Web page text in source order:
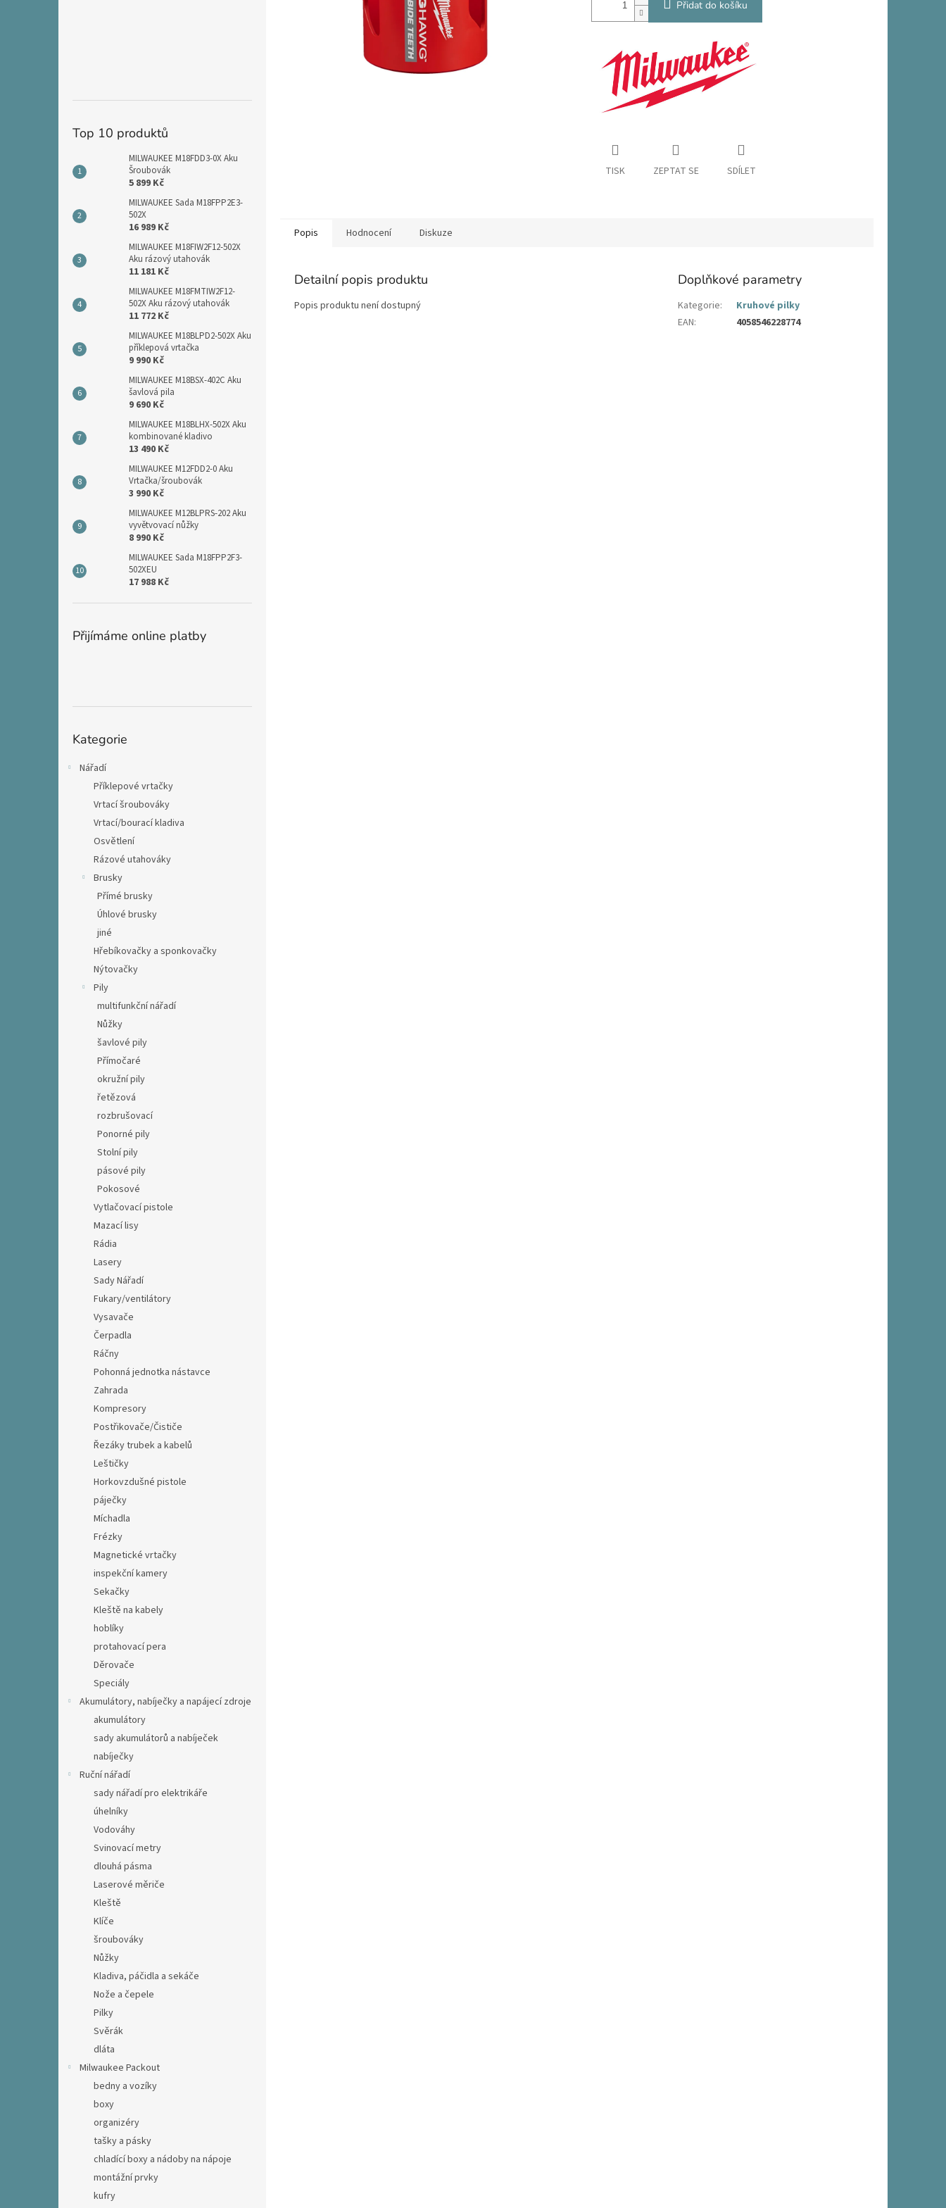
Top 10 produktů
MILWAUKEE M18FDD3-0X Aku
Šroubovák
5 899 Kč
MILWAUKEE Sada M18FPP2E3-
502X
16 989 Kč
MILWAUKEE M18FIW2F12-502X
Aku rázový utahovák
11 181 Kč
MILWAUKEE M18FMTIW2F12-
502X Aku rázový utahovák
11 772 Kč
MILWAUKEE M18BLPD2-502X Aku
příklepová vrtačka
9 990 Kč
MILWAUKEE M18BSX-402C Aku
šavlová pila
9 690 Kč
MILWAUKEE M18BLHX-502X Aku
kombinované kladivo
13 490 Kč
MILWAUKEE M12FDD2-0 Aku
Vrtačka/šroubovák
3 990 Kč
MILWAUKEE M12BLPRS-202 Aku
vyvětvovací nůžky
8 990 Kč
MILWAUKEE Sada M18FPP2F3-
502XEU
17 988 Kč
Přijímáme online platby
kategorie
Kategorie
Nářadí
Příklepové vrtačky
Vrtací šroubováky
Vrtací/bourací kladiva
Osvětlení
Rázové utahováky
Brusky
Přímé brusky
Úhlové brusky
jiné
Hřebíkovačky a sponkovačky
Nýtovačky
Pily
multifunkční nářadí
Nůžky
šavlové pily
Přímočaré
okružní pily
řetězová
rozbrušovací
Ponorné pily
Stolní pily
pásové pily
Pokosové
Vytlačovací pistole
Mazací lisy
Rádia
Lasery
Sady Nářadí
Fukary/ventilátory
Vysavače
Čerpadla
Ráčny
Pohonná jednotka nástavce
Zahrada
Kompresory
Postřikovače/Čističe
Řezáky trubek a kabelů
Leštičky
Horkovzdušné pistole
páječky
Míchadla
Frézky
Magnetické vrtačky
inspekční kamery
Sekačky
Kleště na kabely
hoblíky
protahovací pera
Děrovače
Speciály
Akumulátory, nabíječky a napájecí zdroje
akumulátory
sady akumulátorů a nabíječek
nabíječky
Ruční nářadí
sady nářadí pro elektrikáře
úhelníky
Vodováhy
Svinovací metry
dlouhá pásma
Laserové měriče
Kleště
Klíče
šroubováky
Nůžky
Kladiva, páčidla a sekáče
Nože a čepele
Pilky
Svěrák
dláta
Milwaukee Packout
bedny a vozíky
boxy
organizéry
tašky a pásky
chladící boxy a nádoby na nápoje
montážní prvky
kufry
Přidat do košíku
TISK ZEPTAT SE SDÍLET
Popis Hodnocení Diskuze
Detailní popis produktu
Popis produktu není dostupný
Doplňkové parametry
Kategorie:
Kruhové pilky
EAN: 4058546228774